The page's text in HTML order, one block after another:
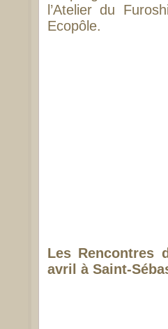
l’Atelier du
Ecopôle.
Les Rencontres
avril à Saint-